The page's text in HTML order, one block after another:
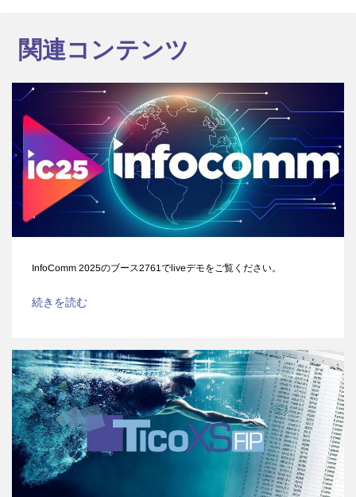
関連コンテンツ
InfoComm 2025のブース2761でliveデモをご覧ください。
続きを読む